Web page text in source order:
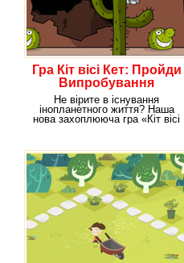
Гра Кіт вісі Кет: Пройди
Випробування
Не вірите в існування
інопланетного життя? Наша
нова захоплююча гра «Кіт вісі